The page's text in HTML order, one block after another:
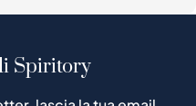
Spiritory